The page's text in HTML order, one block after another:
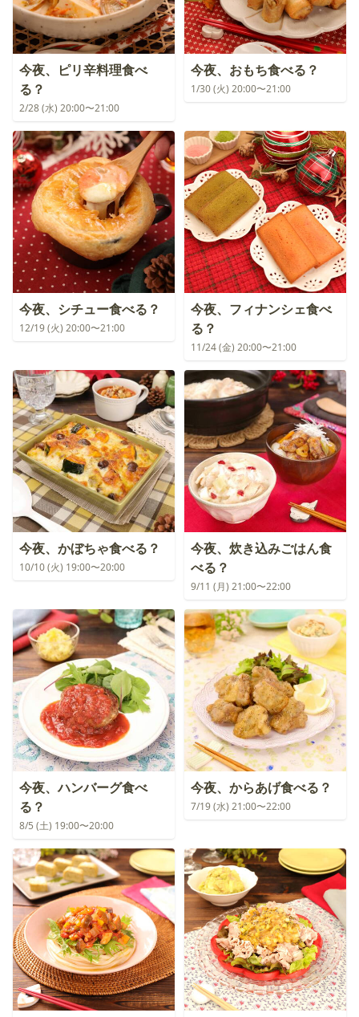
今夜、ピリ辛料理食べ
る？
2/28 (水) 20:00〜21:00
今夜、おもち食べる？
1/30 (火) 20:00〜21:00
今夜、シチュー食べる？
12/19 (火) 20:00〜21:00
今夜、フィナンシェ食べ
る？
11/24 (金) 20:00〜21:00
今夜、かぼちゃ食べる？
10/10 (火) 19:00〜20:00
今夜、炊き込みごはん食
べる？
9/11 (月) 21:00〜22:00
今夜、ハンバーグ食べ
る？
8/5 (土) 19:00〜20:00
今夜、からあげ食べる？
7/19 (水) 21:00〜22:00